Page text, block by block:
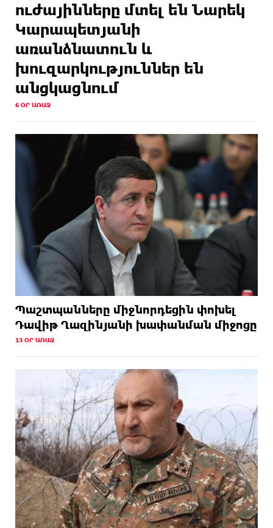
ուժայինները մտել են Նարեկ
Կարապետյանի
առանձնատուն և
խուզարկություններ են
անցկացնում
6 ՕՐ ԱՌԱՋ
Պաշտպանները միջնորդեցին փոխել
Դավիթ Ղազինյանի խափանման միջոցը
13 ՕՐ ԱՌԱՋ